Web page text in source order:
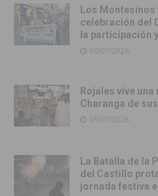
Los
celebración del
la participación
06/07/2026
Rojales vive
Charanga de
05/07/2026
La Batalla de la
del Castillo
jornada festiva